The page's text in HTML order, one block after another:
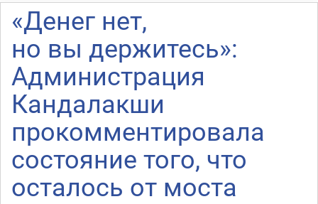
«Денег нет,
но вы держитесь»:
Администрация
Кандалакши
прокомментировала
состояние того, что
осталось от моста